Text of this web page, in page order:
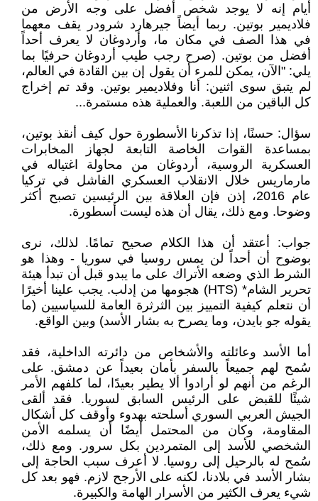
أيام إنه لا يوجد شخص أفضل على وجه الأرض من
فلاديمير بوتين. ربما أيضاً جيرهارد شرودر يقف معهما
في هذا الصف في مكان ما، وأردوغان لا يعرف أحداً
أفضل من بوتين. (صرح رجب طيب أردوغان حرفيًا بما
يلي: "الآن، يمكن للمرء أن يقول إن بين القادة في العالم،
لم يتبق سوى اثنين: أنا وفلاديمير بوتين. وقد تم إخراج
كل الباقين من اللعبة. والعملية هذه مستمرة...
سؤال: حسنًا، إذا تذكرنا الأسطورة حول كيف أنقذ بوتين،
بمساعدة القوات الخاصة التابعة لجهاز المخابرات
العسكرية الروسية، أردوغان من محاولة اغتياله في
مارماريس خلال الانقلاب العسكري الفاشل في تركيا
عام 2016، إذن فإن العلاقة بين الرئيسين تصبح أكثر
وضوحا. ومع ذلك، يقال أن هذه ليست أسطورة.
جواب: أعتقد أن هذا الكلام صحيح تمامًا. لذلك، نرى
بوضوح أن أحداً لن يمس روسيا في سوريا - وهذا هو
الشرط الذي وضعه الأتراك على ما يبدو قبل أن تبدأ هيئة
تحرير الشام* (HTS) هجومها من إدلب. يجب علينا أخيرًا
أن نتعلم كيفية التمييز بين الثرثرة العامة للسياسيين (ما
يقوله جو بايدن، وما يصرح به بشار الأسد) وبين الواقع.
أما الأسد وعائلته والأشخاص من دائرته الداخلية، فقد
سُمح لهم جميعاً بالسفر بأمان بعيداً عن دمشق. على
الرغم من أنهم لو أرادوا ألا يطير بعيدًا، لما كلفهم الأمر
شيئًا للقبض على الرئيس السابق لسوريا. فقد ألقى
الجيش العربي السوري أسلحته بهدوء وأوقف كل أشكال
المقاومة، وكان من المحتمل أيضًا أن يسلمه الأمن
الشخصي للأسد إلى المتمردين بكل سرور. ومع ذلك،
سُمح له بالرحيل إلى روسيا. لا أعرف سبب الحاجة إلى
بشار الأسد في بلادنا، لكنه على الأرجح لازم. فهو بعد كل
شيء يعرف الكثير من الأسرار الهامة والكبيرة.